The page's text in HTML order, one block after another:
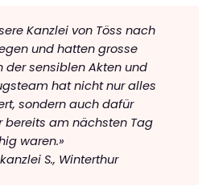
Kanzlei von Töss nach
und hatten grosse
der sensiblen Akten und
hat nicht nur alles
sondern auch dafür
bereits am nächsten Tag
waren.»
S., Winterthur